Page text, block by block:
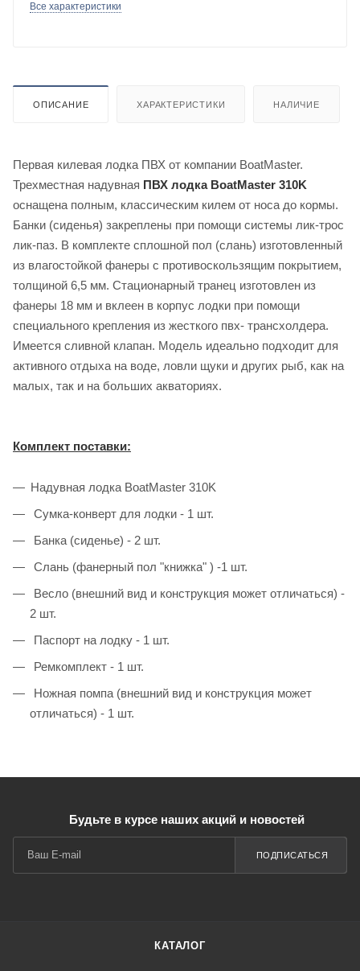
Все характеристики
ОПИСАНИЕ ХАРАКТЕРИСТИКИ НАЛИЧИЕ
Первая килевая лодка ПВХ от компании BoatMaster.
Трехместная надувная ПВХ лодка BoatMaster 310K
оснащена полным, классическим килем от носа до кормы.
Банки (сиденья) закреплены при помощи системы лик-трос
лик-паз. В комплекте сплошной пол (слань) изготовленный
из влагостойкой фанеры с противоскользящим покрытием,
толщиной 6,5 мм. Стационарный транец изготовлен из
фанеры 18 мм и вклеен в корпус лодки при помощи
специального крепления из жесткого пвх- трансхолдера.
Имеется сливной клапан. Модель идеально подходит для
активного отдыха на воде, ловли щуки и других рыб, как на
малых, так и на больших акваториях.
Комплект поставки:
Надувная лодка BoatMaster 310K
Сумка-конверт для лодки - 1 шт.
Банка (сиденье) - 2 шт.
Слань (фанерный пол "книжка" ) -1 шт.
Весло (внешний вид и конструкция может отличаться) -
2 шт.
Паспорт на лодку - 1 шт.
Ремкомплект - 1 шт.
Ножная помпа (внешний вид и конструкция может
отличаться) - 1 шт.
Будьте в курсе наших акций и новостей
ПОДПИСАТЬСЯ
КАТАЛОГ